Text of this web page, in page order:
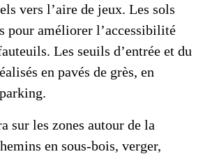
vers l’aire de jeux. Les sols
pour améliorer l’accessibilité
Les seuils d’entrée et du
en pavés de grès, en
sur les zones autour de la
en sous-bois, verger,